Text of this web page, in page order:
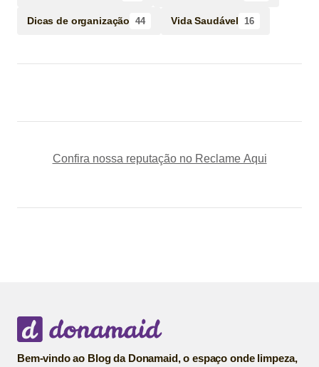
Dicas de organização 44 Vida Saudável 16
Confira nossa reputação no Reclame Aqui
Bem-vindo ao Blog da Donamaid, o espaço onde limpeza,